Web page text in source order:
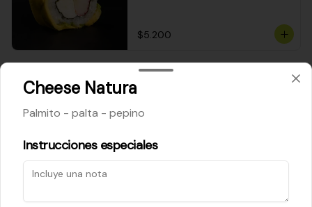
$5.200
$5.200
Cheese Natura
Palmito - palta - pepino
Instrucciones especiales